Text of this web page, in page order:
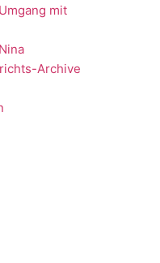
mit
Archive